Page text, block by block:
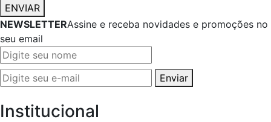
ENVIAR
NEWSLETTERAssine e receba novidades e promoções no
seu email
Enviar
Institucional